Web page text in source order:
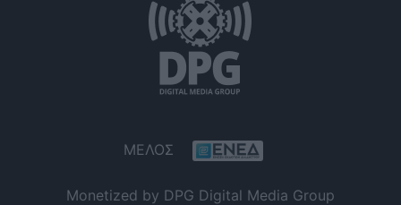
ΜΕΛΟΣ
Monetized by DPG Digital Media Group